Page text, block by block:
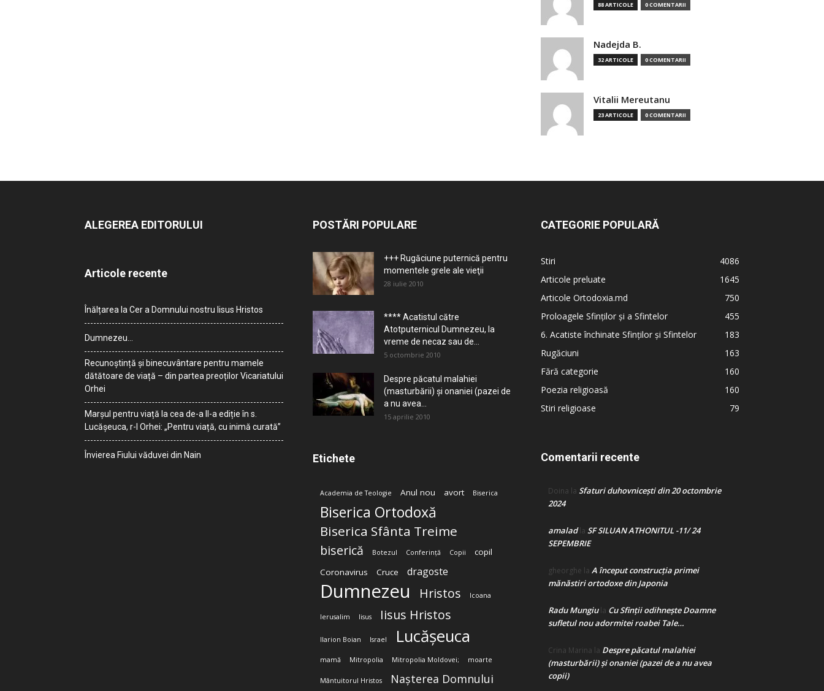
88 ARTICOLE 0 COMENTARII
Nadejda B.
32 ARTICOLE 0 COMENTARII
Vitalii Mereutanu
23 ARTICOLE 0 COMENTARII
ALEGEREA EDITORULUI
Articole recente
Înălțarea la Cer a Domnului nostru Iisus Hristos
Dumnezeu…
Recunoștință și binecuvântare pentru mamele
dătătoare de viață – din partea preoților Vicariatului
Orhei
Marșul pentru viață la cea de-a II-a ediție în s.
Lucășeuca, r-l Orhei: „Pentru viață, cu inimă curată”
Învierea Fiului văduvei din Nain
POSTĂRI POPULARE
+++ Rugăciune puternică pentru
momentele grele ale vieţii
28 iulie 2010
**** Acatistul către
Atotputernicul Dumnezeu, la
vreme de necaz sau de...
5 octombrie 2010
Despre păcatul malahiei
(masturbării) şi onaniei (pazei de
a nu avea...
15 aprilie 2010
Etichete
Academia de Teologie Anul nou avort Biserica
Biserica Ortodoxă
Biserica Sfânta Treime
biserică Botezul Conferință Copii
copil
Coronavirus
Cruce dragoste
Dumnezeu Hristos Icoana
Ierusalim Iisus Iisus Hristos
Ilarion Boian Israel Lucășeuca
mamă Mitropolia Mitropolia Moldovei; moarte
Mântuitorul Hristos Nașterea Domnului
CATEGORIE POPULARĂ
Stiri
4086
Articole preluate
1645
Articole Ortodoxia.md
750
Proloagele Sfinților și a Sfintelor
455
6. Acatiste închinate Sfinților și Sfintelor
183
Rugăciuni
163
Fără categorie
160
Poezia religioasă
160
Stiri religioase
79
Comentarii recente
Doina la Sfaturi duhovnicești din 20 octombrie
2024
amaladla SF SILUAN ATHONITUL -11/ 24
SEPEMBRIE
gheorghe la A început construcţia primei
mănăstiri ortodoxe din Japonia
Radu Mungiula Cu Sfinții odihnește Doamne
sufletul nou adormitei roabei Tale…
Crina Marina la Despre păcatul malahiei
(masturbării) şi onaniei (pazei de a nu avea
copii)